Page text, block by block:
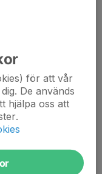
2022
mött innan. Hoppas
för att vår
De används
hjälpa oss att